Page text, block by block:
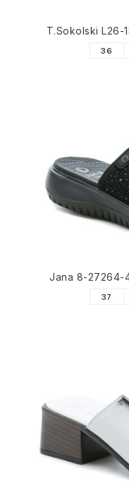
T.Sokolski L26-
36
Jana 8-27264-
37